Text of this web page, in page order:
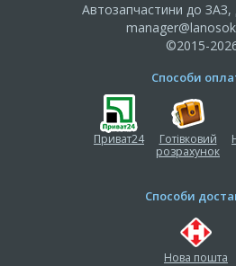
Автозапчастини до
©2015-
Способи
Приват24
Готівковий
розрахунок
Способи
Нова пошта